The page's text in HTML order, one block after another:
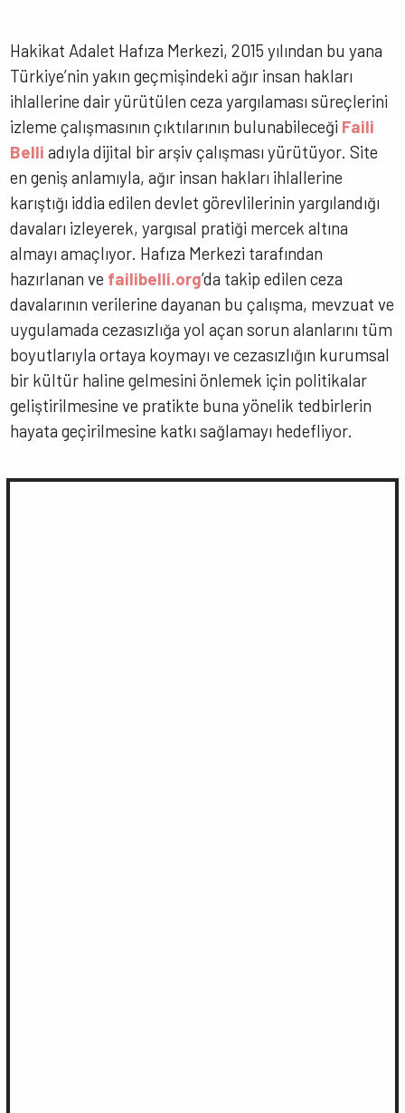
Hakikat Adalet Hafıza Merkezi, 2015 yılından bu yana
Türkiye’nin yakın geçmişindeki ağır insan hakları
ihlallerine dair yürütülen ceza yargılaması süreçlerini
izleme çalışmasının çıktılarının bulunabileceği Faili
Belli adıyla dijital bir arşiv çalışması yürütüyor. Site
en geniş anlamıyla, ağır insan hakları ihlallerine
karıştığı iddia edilen devlet görevlilerinin yargılandığı
davaları izleyerek, yargısal pratiği mercek altına
almayı amaçlıyor. Hafıza Merkezi tarafından
hazırlanan ve failibelli.org’da takip edilen ceza
davalarının verilerine dayanan bu çalışma, mevzuat ve
uygulamada cezasızlığa yol açan sorun alanlarını tüm
boyutlarıyla ortaya koymayı ve cezasızlığın kurumsal
bir kültür haline gelmesini önlemek için politikalar
geliştirilmesine ve pratikte buna yönelik tedbirlerin
hayata geçirilmesine katkı sağlamayı hedefliyor.